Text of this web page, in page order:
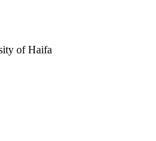
of Haifa